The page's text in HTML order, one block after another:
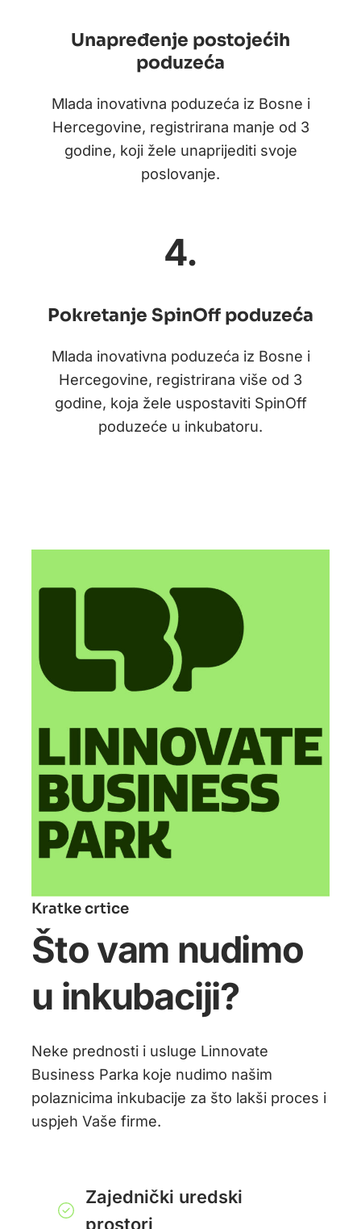
Unapređenje postojećih
poduzeća
Mlada inovativna poduzeća iz Bosne i
Hercegovine, registrirana manje od 3
godine, koji žele unaprijediti svoje
poslovanje.
4.
Pokretanje SpinOff poduzeća
Mlada inovativna poduzeća iz Bosne i
Hercegovine, registrirana više od 3
godine, koja žele uspostaviti SpinOff
poduzeće u inkubatoru.
Kratke crtice
Što vam nudimo
u inkubaciji?
Neke prednosti i usluge Linnovate
Business Parka koje nudimo našim
polaznicima inkubacije za što lakši proces i
uspjeh Vaše firme.
Zajednički uredski
prostori